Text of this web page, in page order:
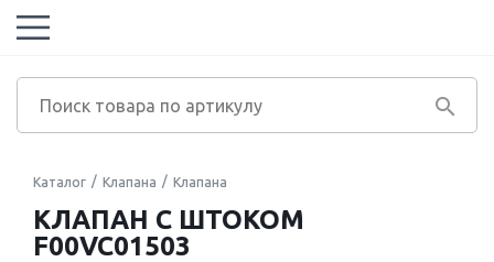
Каталог Клапана Клапана
КЛАПАН С ШТОКОМ
F00VC01503